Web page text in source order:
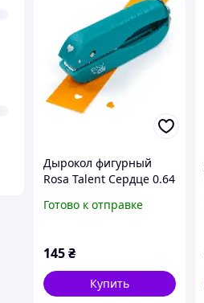
Дырокол фигурный
Rosa Talent Сердце 0.64
Готово к отправке
145₴
Купить